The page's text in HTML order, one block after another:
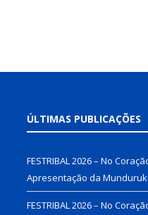
ÚLTIMAS PUBLICAÇÕES
FESTRIBAL 2026 – No
Apresentação da
FESTRIBAL 2026 – No